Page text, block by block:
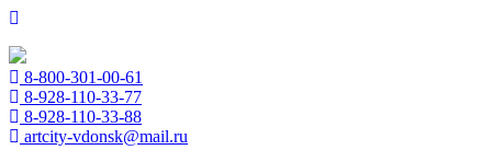
8-800-301-00-61
8-928-110-33-77
8-928-110-33-88
artcity-vdonsk@mail.ru